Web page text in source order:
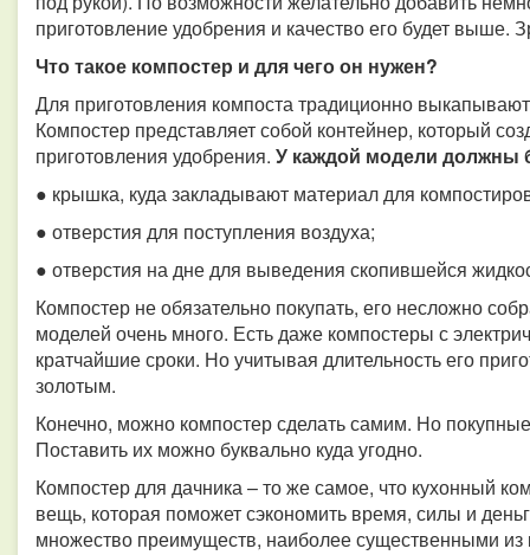
приготовление удобрения и качество его будет выше.
Что такое компостер и для чего он нужен?
Для приготовления компоста традиционно
Компостер представляет собой контейнер, который
приготовления удобрения. У каждой модели должны
● крышка, куда закладывают материал для
● отверстия для поступления воздуха;
● отверстия на дне для выведения скопившейся
Компостер не обязательно покупать, его несложно
моделей очень много. Есть даже компостеры с
кратчайшие сроки. Но учитывая длительность его
золотым.
Конечно, можно компостер сделать самим. Но
Поставить их можно буквально куда угодно.
Компостер для дачника – то же самое, что кухонный
вещь, которая поможет сэкономить время, силы и
множество преимуществ, наиболее существенными из